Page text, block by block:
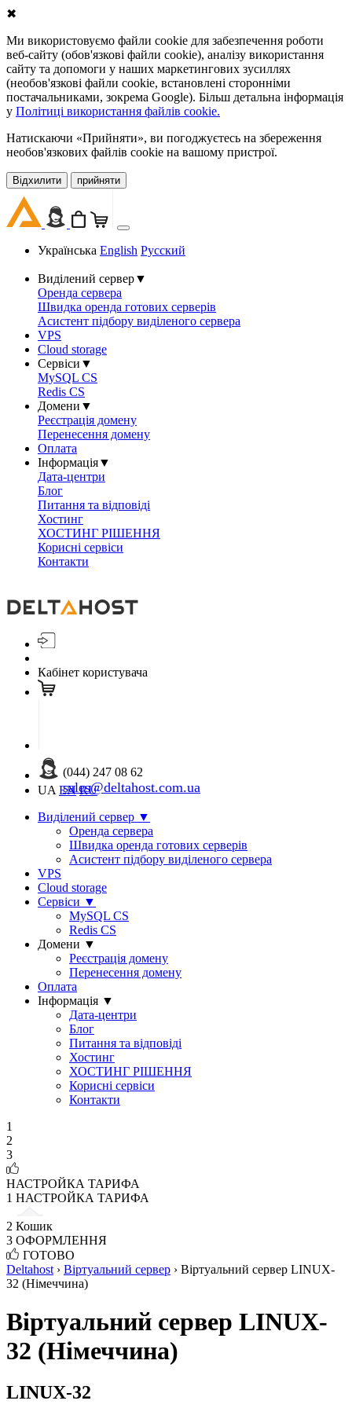
✖
Ми використовуємо файли cookie для забезпечення роботи
веб-сайту (обов'язкові файли cookie), аналізу використання
сайту та допомоги у наших маркетингових зусиллях
(необов'язкові файли cookie, встановлені сторонніми
постачальниками, зокрема Google). Більш детальна інформація
у Політиці використання файлів cookie.
Натискаючи «Прийняти», ви погоджуєтесь на збереження
необов'язкових файлів cookie на вашому пристрої.
Відхилити прийняти
Українська English Русский
Виділений сервер▼
Оренда сервера
Швидка оренда готових серверів
Асистент підбору виділеного сервера
VPS
Cloud storage
Сервіси ▼
MySQL CS
Redis CS
Домени ▼
Реєстрація домену
Перенесення домену
Оплата
Інформація▼
Дата-центри
Блог
Питання та відповіді
Хостинг
ХОСТИНГ РІШЕННЯ
Корисні сервіси
Контакти
Кабінет користувача
(044) 247 08 62
sales@deltahost.com.ua
UA EN RU
Виділений сервер ▼
Оренда сервера
Швидка оренда готових серверів
Асистент підбору виділеного сервера
VPS
Cloud storage
Сервіси ▼
MySQL CS
Redis CS
Домени ▼
Реєстрація домену
Перенесення домену
Оплата
Інформація ▼
Дата-центри
Блог
Питання та відповіді
Хостинг
ХОСТИНГ РІШЕННЯ
Корисні сервіси
Контакти
1
2
3
НАСТРОЙКА ТАРИФА
1 НАСТРОЙКА ТАРИФА
2 Кошик
3 ОФОРМЛЕННЯ
ГОТОВО
Deltahost › Віртуальний сервер › Віртуальний сервер LINUX-
32 (Німеччина)
Віртуальний сервер LINUX-
32 (Німеччина)
LINUX-32